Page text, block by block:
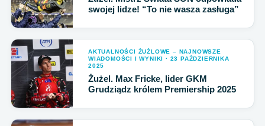
swojej lidze! “To nie wasza zasługa”
AKTUALNOŚCI ŻUŻLOWE – NAJNOWSZE
WIADOMOŚCI I WYNIKI · 23 PAŹDZIERNIKA
2025
Żużel. Max Fricke, lider GKM
Grudziądz królem Premiership 2025